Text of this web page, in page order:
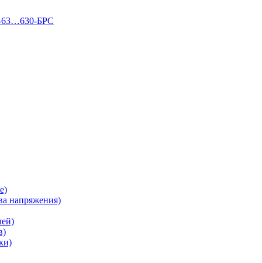
63…630-БРС
напряжения)